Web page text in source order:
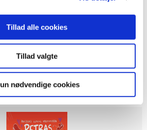
Tillad alle cookies
Tillad valgte
nødvendige cookies
drama (og mere) drama